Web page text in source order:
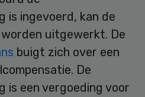
is ingevoerd, kan de
uitgewerkt. De
buigt zich over een
De
is een vergoeding voor